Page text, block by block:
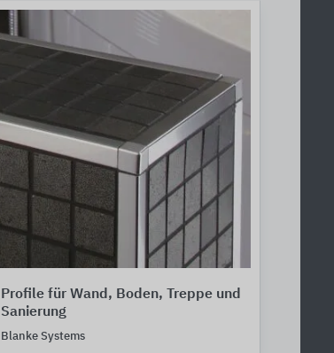
Profile für Wand, Boden, Treppe und
Sanierung
Blanke Systems